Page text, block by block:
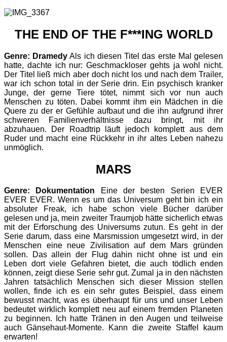
THE END OF THE F***ING WORLD
Genre: Dramedy Als ich diesen Titel das erste Mal gelesen
hatte, dachte ich nur: Geschmackloser gehts ja wohl nicht.
Der Titel ließ mich aber doch nicht los und nach dem Trailer,
war ich schon total in der Serie drin. Ein psychisch kranker
Junge, der gerne Tiere tötet, nimmt sich vor nun auch
Menschen zu töten. Dabei kommt ihm ein Mädchen in die
Quere zu der er Gefühle aufbaut und die ihn aufgrund ihrer
schweren Familienverhältnisse dazu bringt, mit ihr
abzuhauen. Der Roadtrip läuft jedoch komplett aus dem
Ruder und macht eine Rückkehr in ihr altes Leben nahezu
unmöglich.
MARS
Genre: Dokumentation Eine der besten Serien EVER
EVER EVER. Wenn es um das Universum geht bin ich ein
absoluter Freak, ich habe schon viele Bücher darüber
gelesen und ja, mein zweiter Traumjob hätte sicherlich etwas
mit der Erforschung des Universums zutun. Es geht in der
Serie darum, dass eine Marsmission umgesetzt wird, in der
Menschen eine neue Zivilisation auf dem Mars gründen
sollen. Das allein der Flug dahin nicht ohne ist und ein
Leben dort viele Gefahren bietet, die auch tödlich enden
können, zeigt diese Serie sehr gut. Zumal ja in den nächsten
Jahren tatsächlich Menschen sich dieser Mission stellen
wollen, finde ich es ein sehr gutes Beispiel, dass einem
bewusst macht, was es überhaupt für uns und unser Leben
bedeutet wirklich komplett neu auf einem fremden Planeten
zu beginnen. Ich hatte Tränen in den Augen und teilweise
auch Gänsehaut-Momente. Kann die zweite Staffel kaum
erwarten!